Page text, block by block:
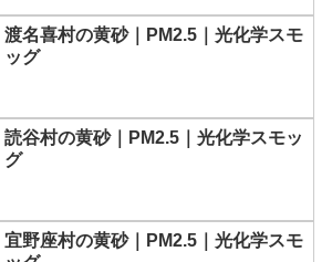
渡名喜村の黄砂｜PM2.5｜光化学スモ
ッグ
読谷村の黄砂｜PM2.5｜光化学スモッ
グ
宜野座村の黄砂｜PM2.5｜光化学スモ